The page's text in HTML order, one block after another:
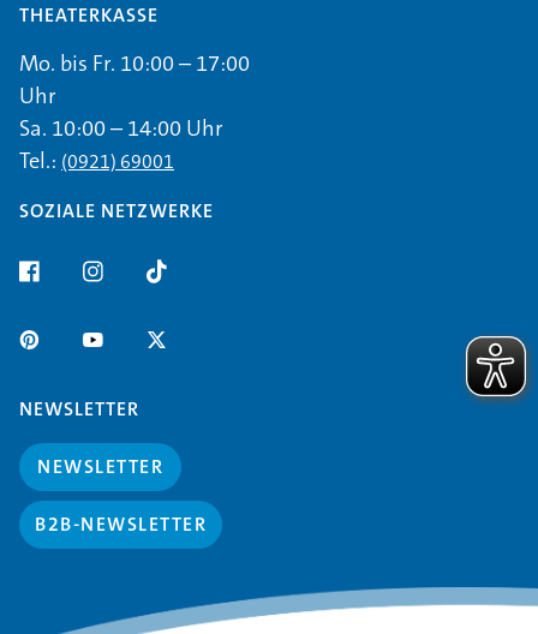
THEATERKASSE
Mo. bis Fr. 10:00 – 17:00
Uhr
Sa. 10:00 – 14:00 Uhr
Tel.: (0921) 69001
SOZIALE NETZWERKE
NEWSLETTER
NEWSLETTER
B2B-NEWSLETTER